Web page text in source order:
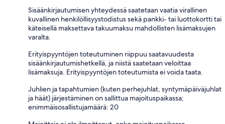
Sisäänkirjautumisen yhteydessä saatetaan vaatia virallinen
kuvallinen henkilöllisyystodistus sekä pankki- tai luottokortti tai
käteisellä maksettava takuumaksu mahdollisten lisämaksujen
varalta.
Erityispyyntöjen toteutuminen riippuu saatavuudesta
sisäänkirjautumishetkellä, ja niistä saatetaan veloittaa
lisämaksuja. Erityispyyntöjen toteutumista ei voida taata.
Juhlien ja tapahtumien (kuten perhejuhlat, syntymäpäiväjuhlat
ja häät) järjestäminen on sallittua majoituspaikassa;
enimmäisosallistujamäärä: 20